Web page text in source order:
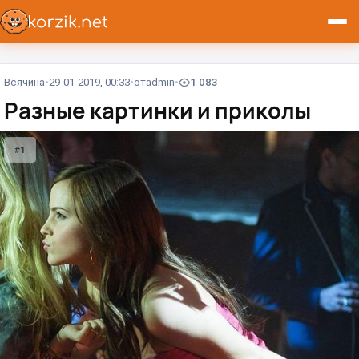
Всячина 29-01-2019, 00:33 отadmin 1 083
Разные картинки и приколы
#1